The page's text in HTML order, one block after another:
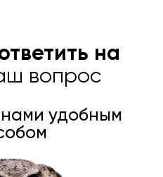
на
вопрос
удобным